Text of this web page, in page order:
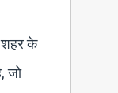
शहर के
जो